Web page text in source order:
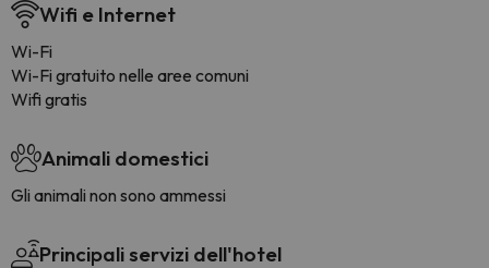
Wifi e Internet
Wi-Fi
Wi-Fi gratuito nelle aree comuni
Wifi gratis
Animali domestici
Gli animali non sono ammessi
Principali servizi dell'hotel